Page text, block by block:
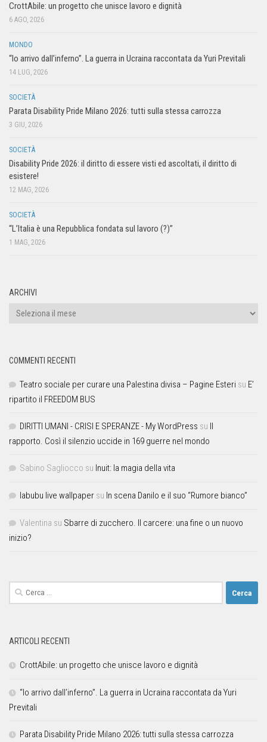
CrottAbile: un progetto che unisce lavoro e dignità
6 AGO, 2026
MONDO
“Io arrivo dall’inferno”. La guerra in Ucraina raccontata da Yuri Previtali
14 LUG, 2026
SOCIETÀ
Parata Disability Pride Milano 2026: tutti sulla stessa carrozza
3 GIU, 2026
SOCIETÀ
Disability Pride 2026: il diritto di essere visti ed ascoltati, il diritto di
esistere!
12 MAG, 2026
SOCIETÀ
“L’Italia è una Repubblica fondata sul lavoro (?)”
1 MAG, 2026
ARCHIVI
COMMENTI RECENTI
Teatro sociale per curare una Palestina divisa – Pagine Esteri su E’
ripartito il FREEDOM BUS
DIRITTI UMANI - CRISI E SPERANZE - My WordPress su
rapporto. Così il silenzio uccide in 169 guerre nel mondo
Sabino Sagliocco su Inuit: la magia della vita
labubu live wallpaper su In scena Danilo e il suo “Rumore bianco”
Valentina su Sbarre di zucchero. Il carcere: una fine o un nuovo
inizio?
ARTICOLI RECENTI
CrottAbile: un progetto che unisce lavoro e dignità
“Io arrivo dall’inferno”. La guerra in Ucraina raccontata da Yuri
Previtali
Parata Disability Pride Milano 2026: tutti sulla stessa carrozza